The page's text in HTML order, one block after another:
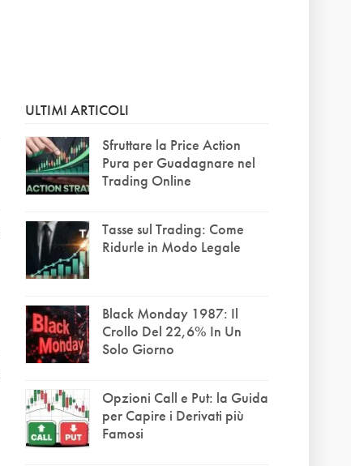
ULTIMI ARTICOLI
Sfruttare la Price Action
Pura per Guadagnare nel
Trading Online
Tasse sul Trading: Come
Ridurle in Modo Legale
Black Monday 1987: Il
Crollo Del 22,6% In Un
Solo Giorno
Opzioni Call e Put: la Guida
per Capire i Derivati più
Famosi